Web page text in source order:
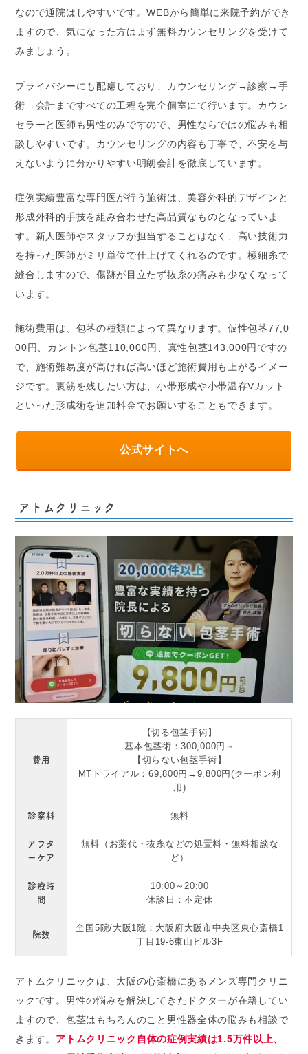
なので通院はしやすいです。WEBから簡単に来院予約ができ
ますので、気になった方はまず無料カウンセリングを受けて
みましょう。
プライバシーにも配慮しており、カウンセリング→診察→手
術→会計まですべての工程を完全個室にて行います。カウン
セラーと医師も男性のみですので、男性ならではの悩みも相
談しやすいです。カウンセリングの内容も丁寧で、不安を与
えないように分かりやすい明朗会計を徹底しています。
症例実績豊富な専門医が行う施術は、美容外科的デザインと
形成外科的手技を組み合わせた高品質なものとなっていま
す。新人医師やスタッフが担当することはなく、高い技術力
を持った医師がミリ単位で仕上げてくれるのです。極細糸で
縫合しますので、傷跡が目立たず抜糸の痛みも少なくなって
います。
施術費用は、包茎の種類によって異なります。仮性包茎77,0
00円、カントン包茎110,000円、真性包茎143,000円ですの
で、施術難易度が高ければ高いほど施術費用も上がるイメー
ジです。裏筋を残したい方は、小帯形成や小帯温存Vカット
といった形成術を追加料金でお願いすることもできます。
公式サイトへ
アトムクリニック
費用
【切る包茎手術】
基本包茎術：300,000円～
【切らない包茎手術】
MTトライアル：69,800円→9,800円(クーポン利
用)
診察料 無料
アフタ
ーケア
無料（お薬代・抜糸などの処置料・無料相談な
ど）
診療時
間
10:00～20:00
休診日：不定休
院数
全国5院/大阪1院：大阪府大阪市中央区東心斎橋1
丁目19-6東山ビル3F
アトムクリニックは、大阪の心斎橋にあるメンズ専門クリニ
ックです。男性の悩みを解決してきたドクターが在籍してい
ますので、包茎はもちろんのこと男性器全体の悩みも相談で
きます。 アトムクリニック自体の症例実績は1.5万件以上、